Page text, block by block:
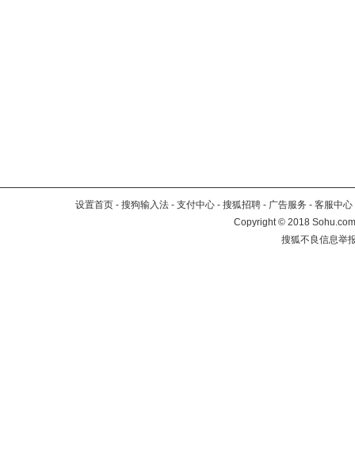
设置首页 - 搜狗输入法 - 支付中心 - 搜狐招聘 - 广告服务 - 客服中心
Copyright©2018
搜狐不良信息举